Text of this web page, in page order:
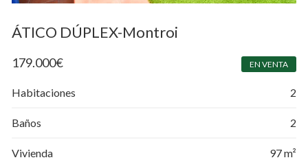
ÁTICO DÚPLEX-Montroi
179.000€ EN VENTA
Habitaciones 2
Baños 2
Vivienda 97 m²